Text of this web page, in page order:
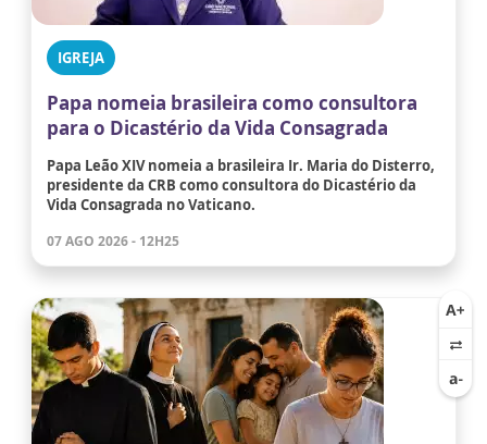
IGREJA
Papa nomeia brasileira como consultora
para o Dicastério da Vida Consagrada
Papa Leão XIV nomeia a brasileira Ir. Maria do Disterro,
presidente da CRB como consultora do Dicastério da
Vida Consagrada no Vaticano.
07 AGO 2026 - 12H25